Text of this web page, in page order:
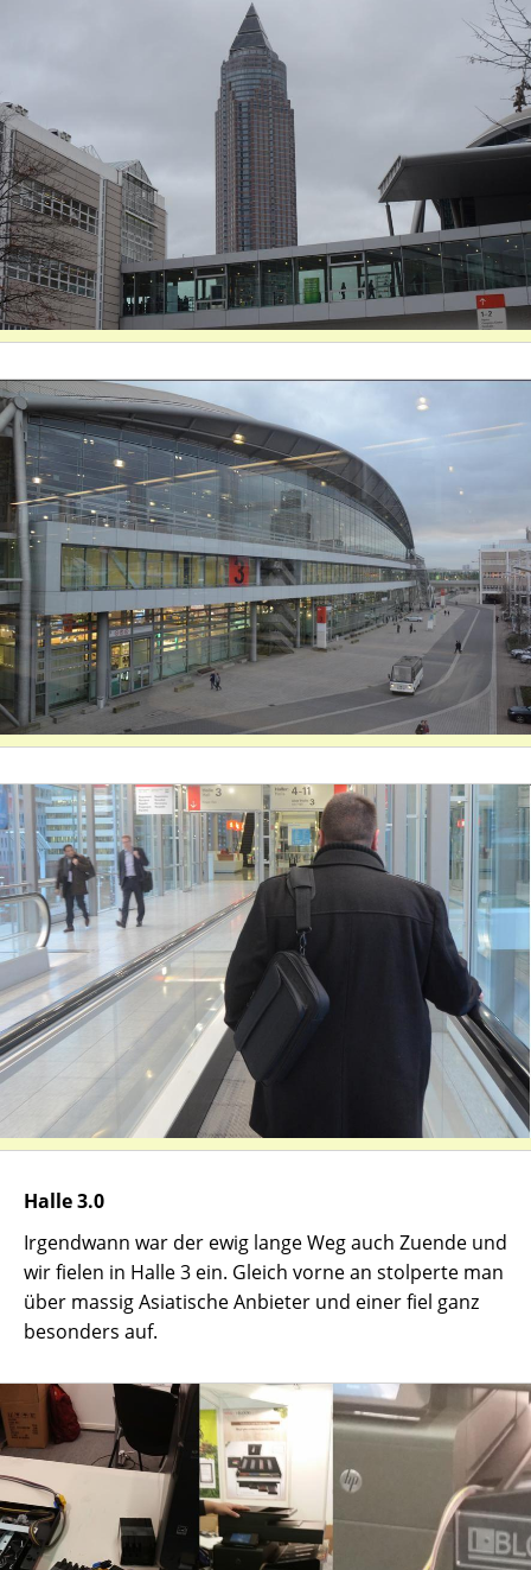
Halle 3.0
Irgendwann war der ewig lange Weg auch Zuende und
wir fielen in Halle 3 ein. Gleich vorne an stolperte man
über massig Asiatische Anbieter und einer fiel ganz
besonders auf.